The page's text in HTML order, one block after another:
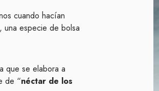
cuando hacían
una especie de bolsa
que se elabora a
de “néctar de los